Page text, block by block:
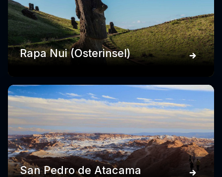
Rapa Nui (Osterinsel)
San Pedro de Atacama